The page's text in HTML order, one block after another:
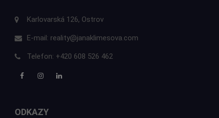
Karlovarská 126, Ostrov
E-mail: reality@janaklimesova.com
Telefon: +420 608 526 462
ODKAZY